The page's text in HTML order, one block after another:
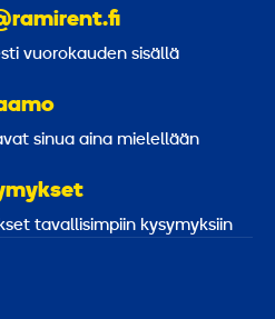
vuorokauden sisällä
sinua aina mielellään
tavallisimpiin kysymyksiin